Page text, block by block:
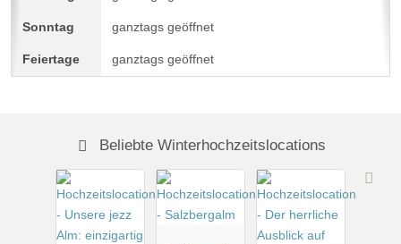
ganztags geöffnet
ganztags geöffnet
Beliebte Winterhochzeitslocations